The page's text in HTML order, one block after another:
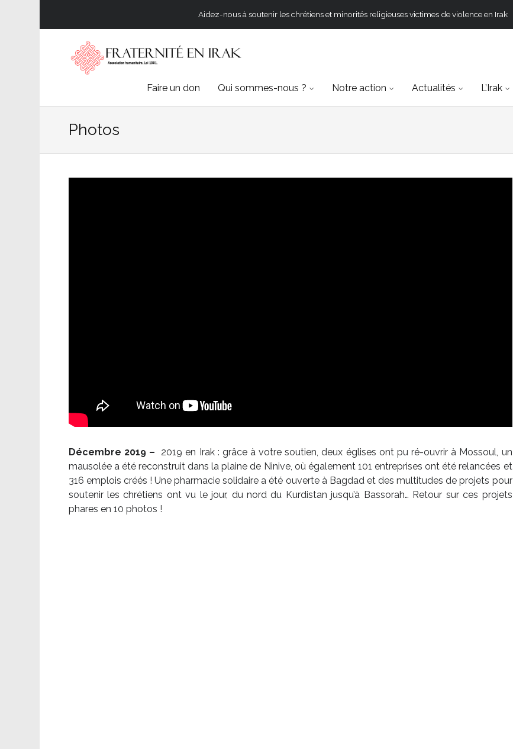
Aidez-nous à soutenir les chrétiens et minorités religieuses victimes de violence en Irak
Faire un don Qui sommes-nous ? Notre action Actualités L’Irak
Photos
Décembre 2019 – 2019 en Irak : grâce à votre soutien, deux églises ont pu ré-ouvrir à Mossoul, un
mausolée a été reconstruit dans la plaine de Ninive, où également 101 entreprises ont été relancées et
316 emplois créés ! Une pharmacie solidaire a été ouverte à Bagdad et des multitudes de projets pour
soutenir les chrétiens ont vu le jour, du nord du Kurdistan jusqu’à Bassorah… Retour sur ces projets
phares en 10 photos !